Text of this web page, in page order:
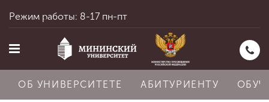
Режим работы: 8-17 пн-пт
ОБ УНИВЕРСИТЕТЕ АБИТУРИЕНТУ